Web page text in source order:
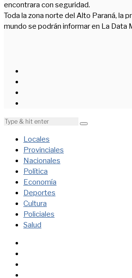
encontrara con seguridad.
Toda la zona norte del Alto Paraná, la
mundo se podrán informar en La Data
Locales
Provinciales
Nacionales
Política
Economía
Deportes
Cultura
Policiales
Salud